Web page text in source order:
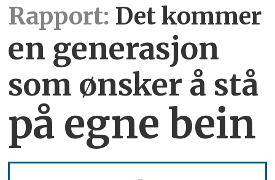
Rapport: Det kommer
en generasjon
som ønsker å stå
på egne bein